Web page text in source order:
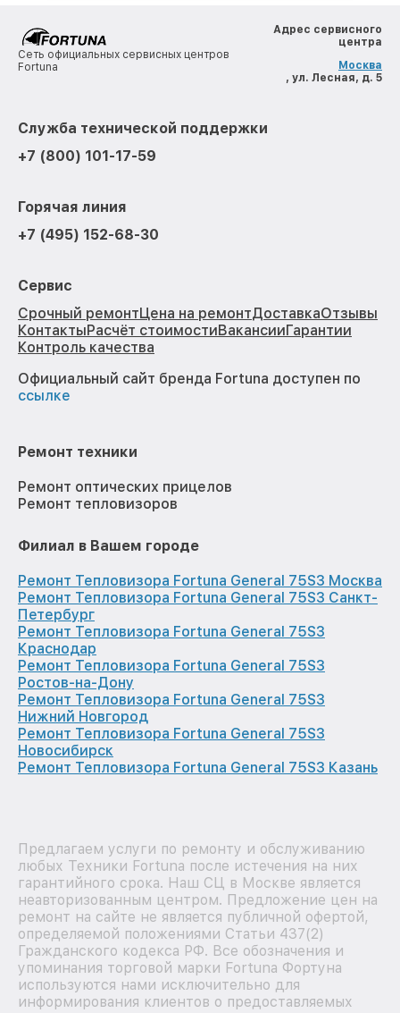
Сеть официальных сервисных центров
Fortuna
Адрес сервисного
центра
Москва
, ул. Лесная, д. 5
Служба технической поддержки
+7 (800) 101-17-59
Горячая линия
+7 (495) 152-68-30
Сервис
Срочный ремонтЦена на ремонтДоставкаОтзывы
КонтактыРасчёт стоимостиВакансииГарантии
Контроль качества
Официальный сайт бренда Fortuna доступен по
ссылке
Ремонт техники
Ремонт оптических прицелов
Ремонт тепловизоров
Филиал в Вашем городе
Ремонт Тепловизора Fortuna General 75S3 Москва
Ремонт Тепловизора Fortuna General 75S3 Санкт-
Петербург
Ремонт Тепловизора Fortuna General 75S3
Краснодар
Ремонт Тепловизора Fortuna General 75S3
Ростов-на-Дону
Ремонт Тепловизора Fortuna General 75S3
Нижний Новгород
Ремонт Тепловизора Fortuna General 75S3
Новосибирск
Ремонт Тепловизора Fortuna General 75S3 Казань
Предлагаем услуги по ремонту и обслуживанию
любых Техники Fortuna после истечения на них
гарантийного срока. Наш СЦ в Москве является
неавторизованным центром. Предложение цен на
ремонт на сайте не является публичной офертой,
определяемой положениями Статьи 437(2)
Гражданского кодекса РФ. Все обозначения и
упоминания торговой марки Fortuna Фортуна
используются нами исключительно для
информирования клиентов о предоставляемых